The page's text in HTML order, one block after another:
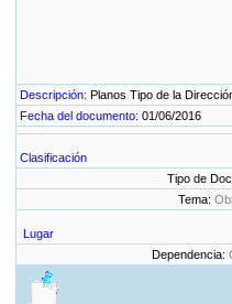
Descripción: Planos Tipo de la
Fecha del documento: 01/06/2016
Clasificación
Tipo de
Tema:
Lugar
Dependencia: